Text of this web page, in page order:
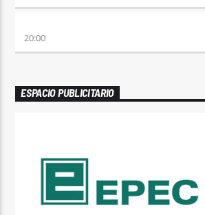
20:00
ESPACIO PUBLICITARIO